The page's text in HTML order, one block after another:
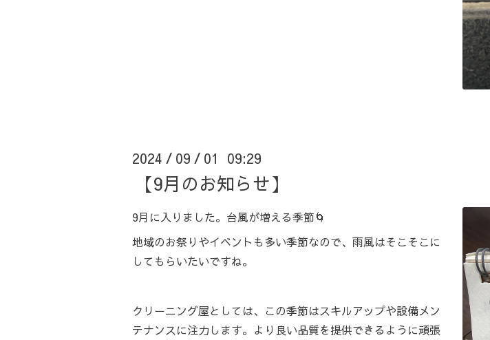
2024 / 09 / 01 09:29
【9月のお知らせ】
9月に入りました。台風が増える季節🌀
地域のお祭りやイベントも多い季節なので、雨風はそこそこに
してもらいたいですね。
クリーニング屋としては、この季節はスキルアップや設備メン
テナンスに注力します。より良い品質を提供できるように頑張